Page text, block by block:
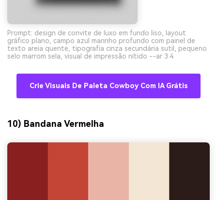
Prompt: design de convite de luxo em fundo liso, layout
gráfico plano, campo azul marinho profundo com painel de
texto areia quente, tipografia cinza secundária sutil, pequeno
selo marrom sela, visual de impressão nítido --ar 3:4
Crie Visuais De Paleta Cowboy Com IA Grátis
10) Bandana Vermelha